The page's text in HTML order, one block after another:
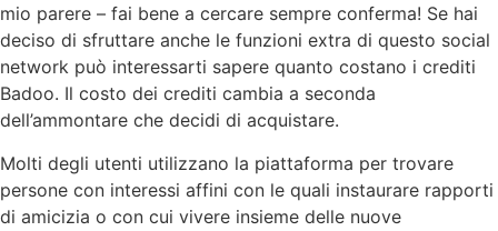
mio parere – fai bene a cercare sempre conferma! Se hai
deciso di sfruttare anche le funzioni extra di questo social
network può interessarti sapere quanto costano i crediti
Badoo. Il costo dei crediti cambia a seconda
dell’ammontare che decidi di acquistare.
Molti degli utenti utilizzano la piattaforma per trovare
persone con interessi affini con le quali instaurare rapporti
di amicizia o con cui vivere insieme delle nuove